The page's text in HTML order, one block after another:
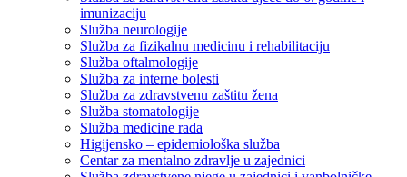
imunizaciju
Služba neurologije
Služba za fizikalnu medicinu i rehabilitaciju
Služba oftalmologije
Služba za interne bolesti
Služba za zdravstvenu zaštitu žena
Služba stomatologije
Služba medicine rada
Higijensko – epidemiološka služba
Centar za mentalno zdravlje u zajednici